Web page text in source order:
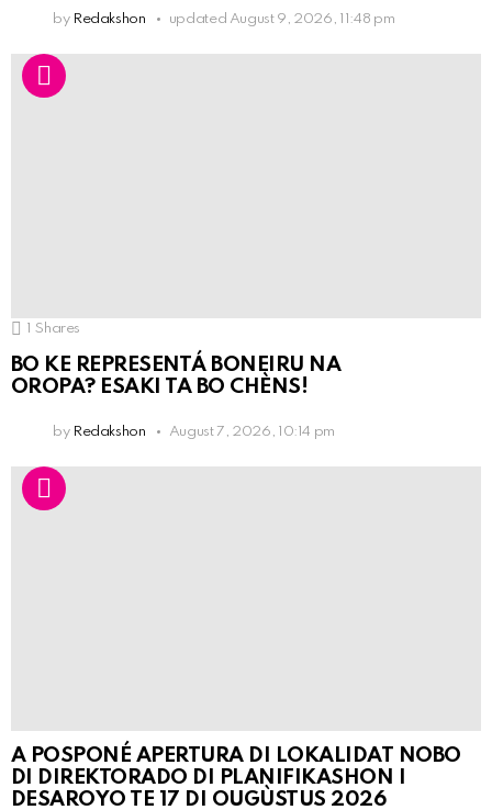
by Redakshon updated August 9, 2026, 11:48 pm
1 Shares
BO KE REPRESENTÁ BONEIRU NA
OROPA? ESAKI TA BO CHÈNS!
by Redakshon August 7, 2026, 10:14 pm
A POSPONÉ APERTURA DI LOKALIDAT NOBO
DI DIREKTORADO DI PLANIFIKASHON I
DESAROYO TE 17 DI OUGÙSTUS 2026